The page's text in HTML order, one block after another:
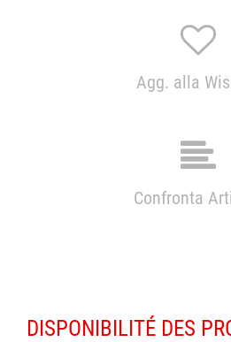
Agg. alla
Confronta
DISPONIBILITÉ DES